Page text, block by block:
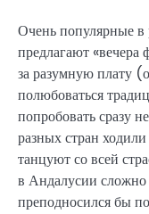
Очень популярные в
предлагают «вечера
за разумную плату
полюбоваться
попробовать сразу
разных стран
танцуют со всей
в Андалусии сложно
преподносился бы